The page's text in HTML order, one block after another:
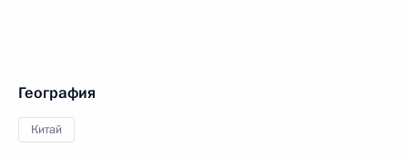
География
Китай